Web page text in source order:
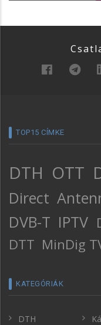
TOP15 CÍMKE
DTH OTT
Direct
DVB-T IPTV
DTT MinDig
KATEGÓRIÁK
DTH